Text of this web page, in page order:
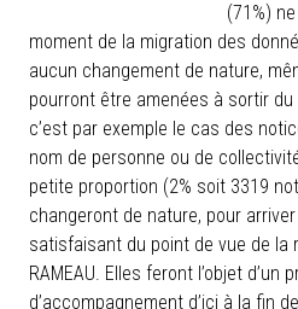
(71%)
moment de la migration des
aucun changement de nature,
pourront être amenées à sortir
c’est par exemple le cas des
nom de personne ou de
petite proportion (2% soit 3319
changeront de nature, pour
satisfaisant du point de vue de la
RAMEAU. Elles feront l’objet d’un
d’accompagnement d’ici à la fin